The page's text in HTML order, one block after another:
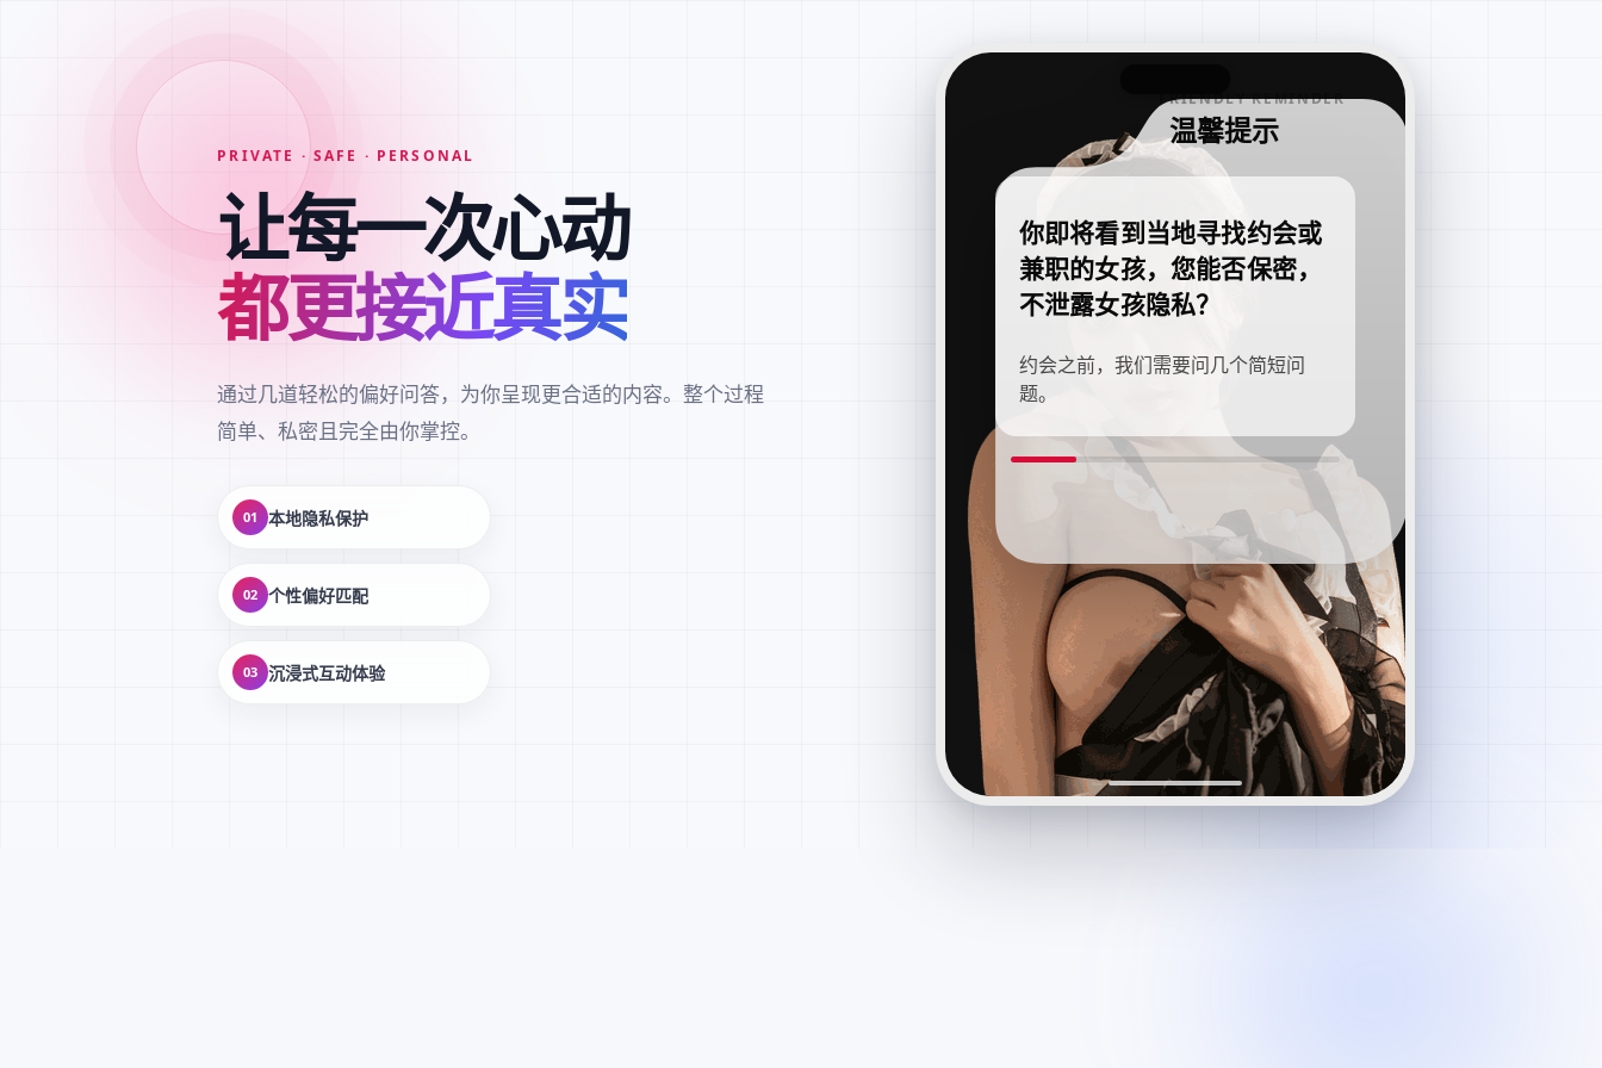
PRIVATE · SAFE · PERSONAL
让每一次心动
都更接近真实
通过几道轻松的偏好问答，为你呈现更合适的内容。整个过程
简单、私密且完全由你掌控。
01 本地隐私保护
02 个性偏好匹配
03 沉浸式互动体验
FRIENDLY REMINDER
温馨提示
你即将看到当地寻找约会或
兼职的女孩，您能否保密，
不泄露女孩隐私？
约会之前，我们需要问几个简短问
题。